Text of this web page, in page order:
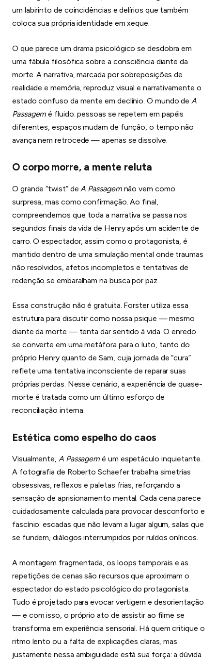
um labirinto de coincidências e delírios que também
coloca sua própria identidade em xeque.
O que parece um drama psicológico se desdobra em
uma fábula filosófica sobre a consciência diante da
morte. A narrativa, marcada por sobreposições de
realidade e memória, reproduz visual e narrativamente o
estado confuso da mente em declínio. O mundo de A
Passagem é fluido: pessoas se repetem em papéis
diferentes, espaços mudam de função, o tempo não
avança nem retrocede — apenas se dissolve.
O corpo morre, a mente reluta
O grande “twist” de A Passagemnão vem como
surpresa, mas como confirmação. Ao final,
compreendemos que toda a narrativa se passa nos
segundos finais da vida de Henry após um acidente de
carro. O espectador, assim como o protagonista, é
mantido dentro de uma simulação mental onde traumas
não resolvidos, afetos incompletos e tentativas de
redenção se embaralham na busca por paz.
Essa construção não é gratuita. Forster utiliza essa
estrutura para discutir como nossa psique — mesmo
diante da morte — tenta dar sentido à vida. O enredo
se converte em uma metáfora para o luto, tanto do
próprio Henry quanto de Sam, cuja jornada de “cura”
reflete uma tentativa inconsciente de reparar suas
próprias perdas. Nesse cenário, a experiência de quase-
morte é tratada como um último esforço de
reconciliação interna.
Estética como espelho do caos
Visualmente, A Passagem é um espetáculo inquietante.
A fotografia de Roberto Schaefer trabalha simetrias
obsessivas, reflexos e paletas frias, reforçando a
sensação de aprisionamento mental. Cada cena parece
cuidadosamente calculada para provocar desconforto e
fascínio: escadas que não levam a lugar algum, salas que
se fundem, diálogos interrumpidos por ruídos oníricos.
A montagem fragmentada, os loops temporais e as
repetições de cenas são recursos que aproximam o
espectador do estado psicológico do protagonista.
Tudo é projetado para evocar vertigem e desorientação
— e com isso, o próprio ato de assistir ao filme se
transforma em experiência sensorial. Há quem critique o
ritmo lento ou a falta de explicações claras, mas
justamente nessa ambiguidade está sua força: a dúvida